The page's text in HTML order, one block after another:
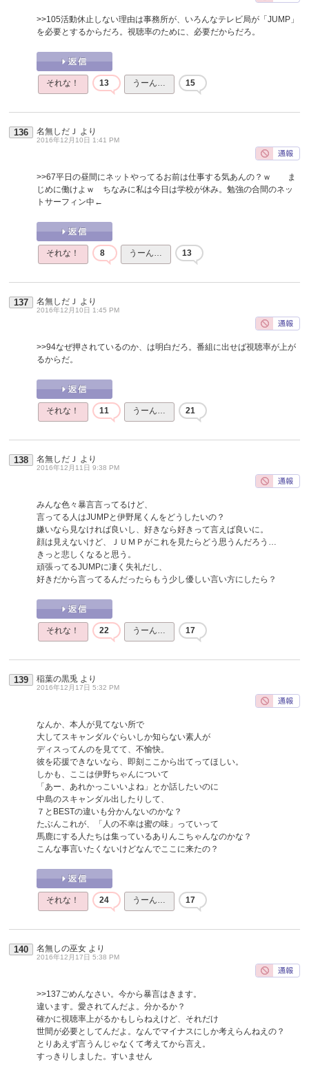
>>105活動休止しない理由は事務所が、いろんなテレビ局が「JUMP」
を必要とするからだろ。視聴率のために、必要だからだろ。
それな！ 13 うーん… 15
136 名無しだＪ より
2016年12月10日 1:41 PM
>>67平日の昼間にネットやってるお前は仕事する気あんの？ｗ ま
じめに働けよｗ ちなみに私は今日は学校が休み。勉強の合間のネッ
トサーフィン中←
それな！ 8 うーん… 13
137 名無しだＪ より
2016年12月10日 1:45 PM
>>94なぜ押されているのか、は明白だろ。番組に出せば視聴率が上が
るからだ。
それな！ 11 うーん… 21
138 名無しだＪ より
2016年12月11日 9:38 PM
みんな色々暴言言ってるけど、
言ってる人はJUMPと伊野尾くんをどうしたいの？
嫌いなら見なければ良いし、好きなら好きって言えば良いに。
顔は見えないけど、ＪＵＭＰがこれを見たらどう思うんだろう…
きっと悲しくなると思う。
頑張ってるJUMPに凄く失礼だし、
好きだから言ってるんだったらもう少し優しい言い方にしたら？
それな！ 22 うーん… 17
139 稲葉の黒兎 より
2016年12月17日 5:32 PM
なんか、本人が見てない所で
大してスキャンダルぐらいしか知らない素人が
ディスってんのを見てて、不愉快。
彼を応援できないなら、即刻ここから出てってほしい。
しかも、ここは伊野ちゃんについて
「あー、あれかっこいいよね」とか話したいのに
中島のスキャンダル出したりして、
７とBESTの違いも分かんないのかな？
たぶんこれが、「人の不幸は蜜の味」っていって
馬鹿にする人たちは集っているありんこちゃんなのかな？
こんな事言いたくないけどなんでここに来たの？
それな！ 24 うーん… 17
140 名無しの巫女 より
2016年12月17日 5:38 PM
>>137ごめんなさい。今から暴言はきます。
違います。愛されてんだよ。分かるか？
確かに視聴率上がるかもしらねえけど、それだけ
世間が必要としてんだよ。なんでマイナスにしか考えらんねえの？
とりあえず言うんじゃなくて考えてから言え。
すっきりしました。すいません